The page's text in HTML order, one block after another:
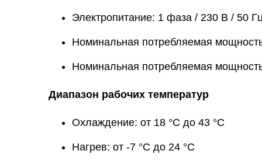
Электропитание: 1 фаза / 230 В / 50
Номинальная потребляемая
Номинальная потребляемая
Диапазон рабочих температур
Охлаждение: от 18 °C до 43 °C
Нагрев: от -7 °C до 24 °C